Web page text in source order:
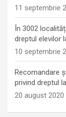
11 septembrie
În 3002
dreptul elevilor
10 septembrie
Recomandare
privind dreptul
20 august 2020